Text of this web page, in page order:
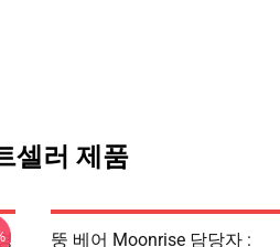
셀러 제품
뚱 베어 Moonrise 담당자 :